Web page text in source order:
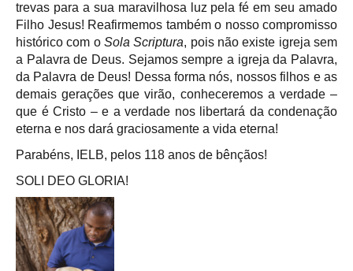
trevas para a sua maravilhosa luz pela fé em seu amado
Filho Jesus! Reafirmemos também o nosso compromisso
histórico com o Sola Scriptura, pois não existe igreja sem
a Palavra de Deus. Sejamos sempre a igreja da Palavra,
da Palavra de Deus! Dessa forma nós, nossos filhos e as
demais gerações que virão, conheceremos a verdade –
que é Cristo – e a verdade nos libertará da condenação
eterna e nos dará graciosamente a vida eterna!
Parabéns, IELB, pelos 118 anos de bênçãos!
SOLI DEO GLORIA!